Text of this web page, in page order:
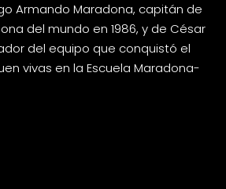
Armando Maradona, capitán de
del mundo en 1986, y de César
del equipo que conquistó el
vivas en la Escuela Maradona-